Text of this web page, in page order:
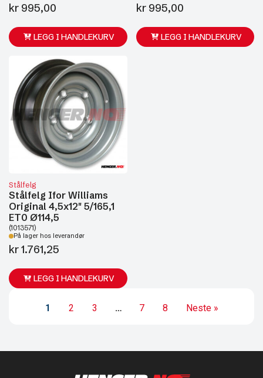
kr 995,00
LEGG I HANDLEKURV
kr995,00
LEGG I HANDLEKURV
Stålfelg
Stålfelg Ifor Williams
Original 4,5x12" 5/165,1
ET0 Ø114,5
(1013571)
På lager hos leverandør
kr1.761,25
LEGG I HANDLEKURV
1 2 3 … 7 8 Neste »